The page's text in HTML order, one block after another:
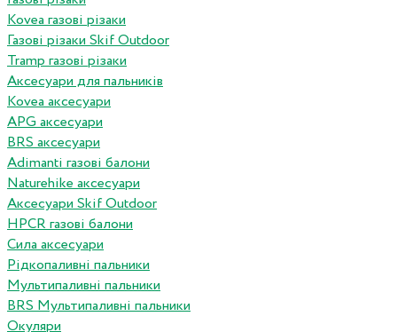
Kovea газові різаки
Газові різаки Skif Outdoor
Tramp газові різаки
Аксесуари для пальників
Kovea аксесуари
APG аксесуари
BRS аксесуари
Adimanti газові балони
Naturehike аксесуари
Аксесуари Skif Outdoor
HPCR газові балони
Сила аксесуари
Рідкопаливні пальники
Мультипаливні пальники
BRS Мультипаливні пальники
Окуляри